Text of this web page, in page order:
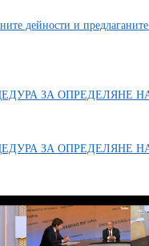
дейности и
ЗА ОПРЕДЕЛЯНЕ
ЗА ОПРЕДЕЛЯНЕ